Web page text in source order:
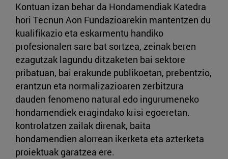
Kontuan izan behar da Hondamendiak Katedra
hori Tecnun Aon Fundazioarekin mantentzen du
kualifikazio eta eskarmentu handiko
profesionalen sare bat sortzea, zeinak beren
ezagutzak lagundu ditzaketen bai sektore
pribatuan, bai erakunde publikoetan, prebentzio,
erantzun eta normalizazioaren zerbitzura
dauden fenomeno natural edo ingurumeneko
hondamendiek eragindako krisi egoeretan.
kontrolatzen zailak direnak, baita
hondamendien alorrean ikerketa eta azterketa
proiektuak garatzea ere.